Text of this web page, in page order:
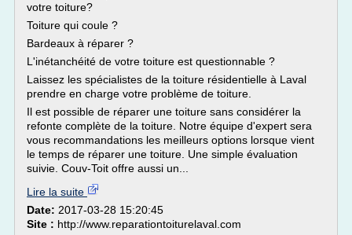
votre toiture?
Toiture qui coule ?
Bardeaux à réparer ?
L'inétanchéité de votre toiture est questionnable ?
Laissez les spécialistes de la toiture résidentielle à Laval
prendre en charge votre problème de toiture.
Il est possible de réparer une toiture sans considérer la
refonte complète de la toiture. Notre équipe d'expert sera
vous recommandations les meilleurs options lorsque vient
le temps de réparer une toiture. Une simple évaluation
suivie. Couv-Toit offre aussi un...
Lire la suite
Date: 2017-03-28 15:20:45
Site : http://www.reparationtoiturelaval.com